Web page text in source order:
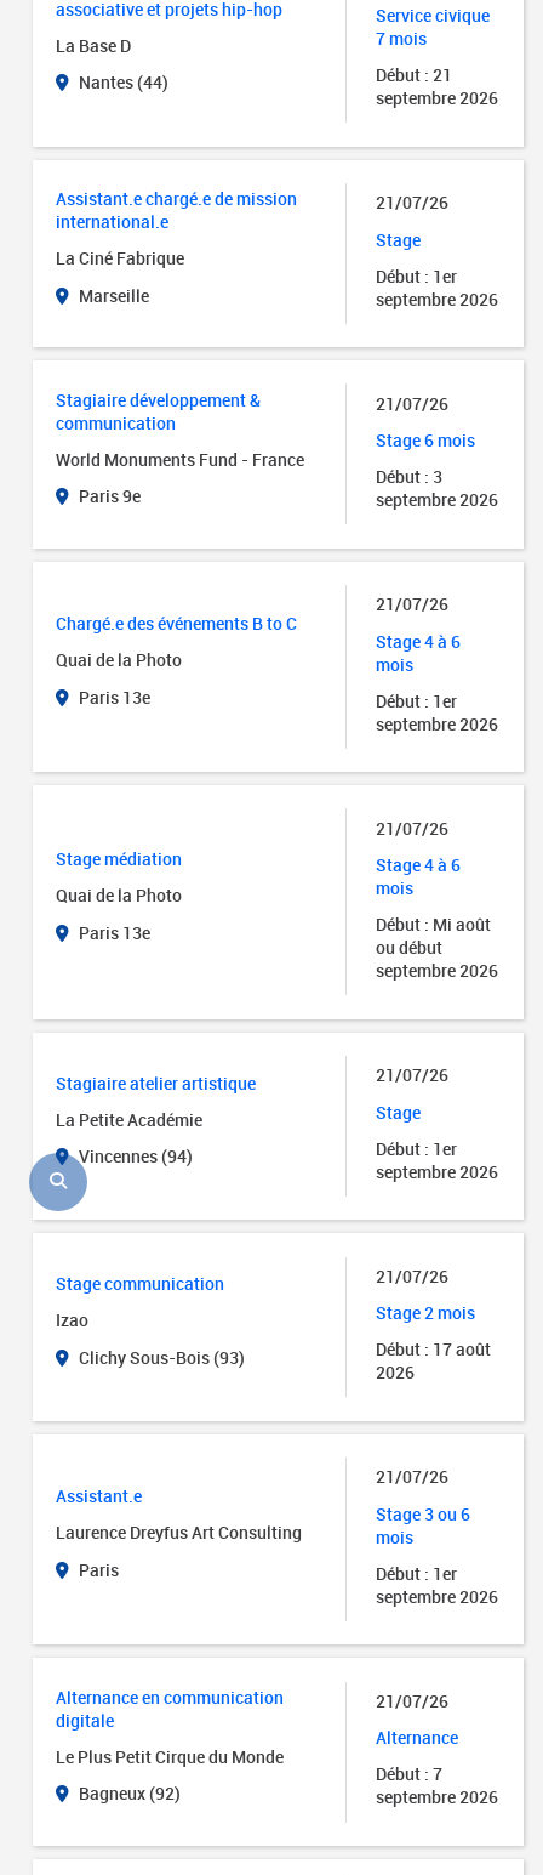
associative et projets hip-hop
La Base D
Nantes (44)
Service civique
7 mois
Début : 21
septembre 2026
Assistant.e chargé.e de mission
international.e
La Ciné Fabrique
Marseille
21/07/26
Stage
Début : 1er
septembre 2026
Stagiaire développement &
communication
World Monuments Fund - France
Paris 9e
21/07/26
Stage 6 mois
Début : 3
septembre 2026
Chargé.e des événements B to C
Quai de la Photo
Paris 13e
21/07/26
Stage 4 à 6
mois
Début : 1er
septembre 2026
Stage médiation
Quai de la Photo
Paris 13e
21/07/26
Stage 4 à 6
mois
Début : Mi août
ou début
septembre 2026
Stagiaire atelier artistique
La Petite Académie
Vincennes (94)
21/07/26
Stage
Début : 1er
septembre 2026
Stage communication
Izao
Clichy Sous-Bois (93)
21/07/26
Stage 2 mois
Début : 17 août
2026
Assistant.e
Laurence Dreyfus Art Consulting
Paris
21/07/26
Stage 3 ou 6
mois
Début : 1er
septembre 2026
Alternance en communication
digitale
Le Plus Petit Cirque du Monde
Bagneux (92)
21/07/26
Alternance
Début : 7
septembre 2026